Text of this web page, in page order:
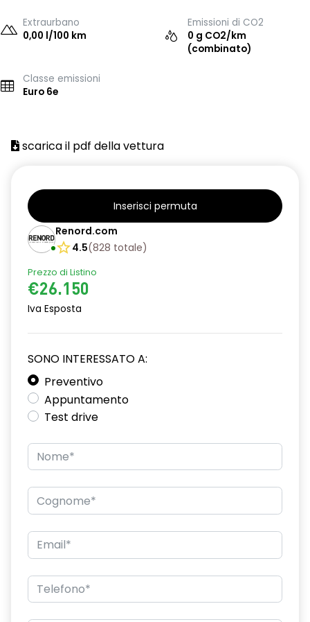
Extraurbano
0,00 l/100 km
Emissioni di CO2
0 g CO2/km
(combinato)
Classe emissioni
Euro 6e
scarica il pdf della vettura
Inserisci permuta
Renord.com
4.5(828 totale)
Prezzo di Listino
€26.150
Iva Esposta
SONO INTERESSATO A:
Preventivo
Appuntamento
Test drive